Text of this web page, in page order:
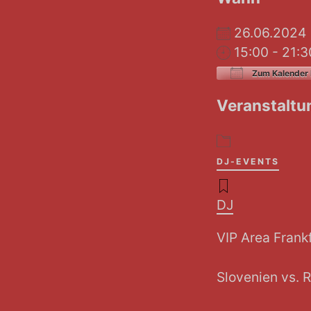
15:00 -
Zum Kalender
ICS
DJ-EVENTS
DJ
VIP Area
Slovenien